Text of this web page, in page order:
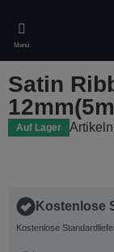
main
content
Menü
Satin
Auf Lager
Kostenlose
Kostenlose